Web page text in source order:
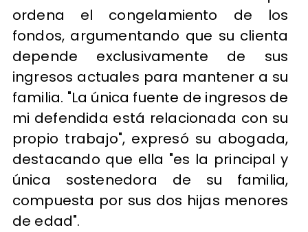
ordena el congelamiento de los
fondos, argumentando que su clienta
depende exclusivamente de sus
ingresos actuales para mantener a su
familia. "La única fuente de ingresos de
mi defendida está relacionada con su
propio trabajo", expresó su abogada,
destacando que ella "es la principal y
única sostenedora de su familia,
compuesta por sus dos hijas menores
de edad".